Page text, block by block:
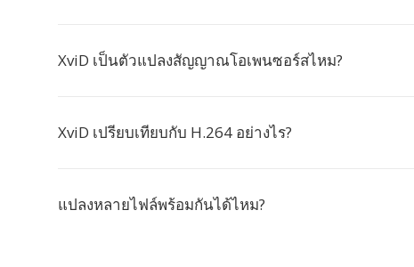
XviD เป็นตัวแปลงสัญญาณโอเพนซอร์สไหม?
XviD เปรียบเทียบกับ H.264 อย่างไร?
แปลงหลายไฟล์พร้อมกันได้ไหม?